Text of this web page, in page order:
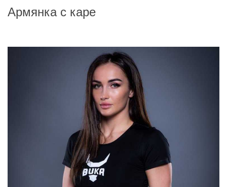
Армянка с каре